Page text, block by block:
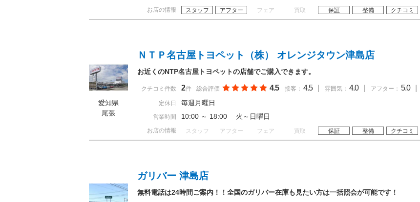
お店の情報 スタッフ アフター フェア 買取 保証 整備 クチコミ
愛知県
尾張
ＮＴＰ名古屋トヨペット（株） オレンジタウン津島店
お近くのNTP名古屋トヨペットの店舗でご購入できます。
クチコミ件数 2件 総合評価 4.5 接客： 4.5 雰囲気： 4.0 アフター： 5.0
定休日 毎週月曜日
営業時間 10:00 ～ 18:00 火～日曜日
お店の情報 スタッフ アフター フェア 買取 保証 整備 クチコミ
ガリバー 津島店
無料電話は24時間ご案内！！全国のガリバー在庫も見たい方は一括照会が可能です！